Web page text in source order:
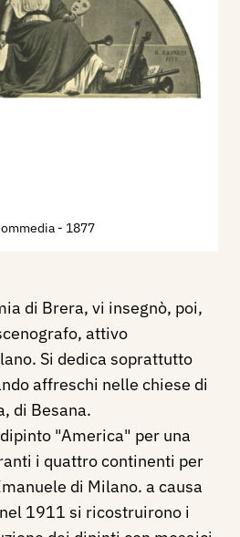
- 1877
di Brera, vi insegnò, poi,
attivo
Si dedica soprattutto
affreschi nelle chiese di
di Besana.
"America" per una
i quattro continenti per
di Milano. a causa
1911 si ricostruirono i